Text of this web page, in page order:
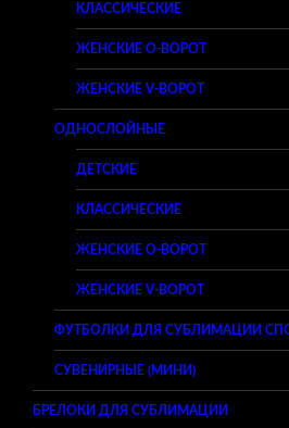
КЛАССИЧЕСКИЕ
ЖЕНСКИЕ O-ВОРОТ
ЖЕНСКИЕ V-ВОРОТ
ОДНОСЛОЙНЫЕ
ДЕТСКИЕ
КЛАССИЧЕСКИЕ
ЖЕНСКИЕ O-ВОРОТ
ЖЕНСКИЕ V-ВОРОТ
ФУТБОЛКИ ДЛЯ СУБЛИМАЦИИ
СУВЕНИРНЫЕ (МИНИ)
БРЕЛОКИ ДЛЯ СУБЛИМАЦИИ